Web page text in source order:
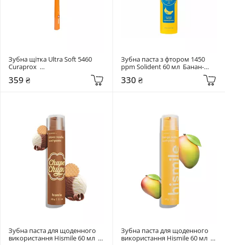
Зубна щітка Ultra Soft 5460
Curaprox
359 ₴
Зубна паста з фтором 1450
ppm Solident 60 мл  Банан-
330 ₴
Зубна паста для щоденного
використання Hismile 60 мл
Зубна паста для щоденного
використання Hismile 60 мл